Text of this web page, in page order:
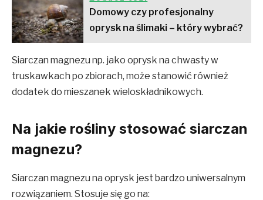
Domowy czy profesjonalny
oprysk na ślimaki – który wybrać?
Siarczan magnezu np. jako oprysk na chwasty w
truskawkach po zbiorach, może stanowić również
dodatek do mieszanek wieloskładnikowych.
Na jakie rośliny stosować siarczan
magnezu?
Siarczan magnezu na oprysk jest bardzo uniwersalnym
rozwiązaniem. Stosuje się go na: